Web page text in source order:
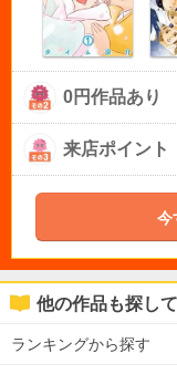
0円作品あり
来店ポイント
今
他の作品も探し
ランキングから探す